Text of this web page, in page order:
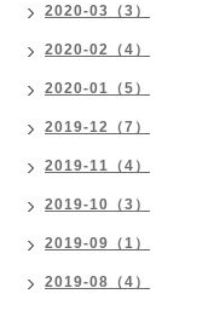
2020-03（3）
2020-02（4）
2020-01（5）
2019-12（7）
2019-11（4）
2019-10（3）
2019-09（1）
2019-08（4）